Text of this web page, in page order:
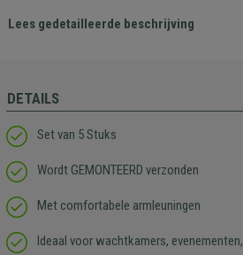
Lees gedetailleerde beschrijving
DETAILS
Set van 5 Stuks
Wordt GEMONTEERD verzonden
Met comfortabele armleuningen
Ideaal voor wachtkamers,